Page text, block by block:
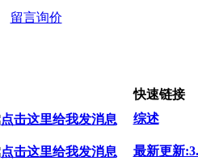
留言询价
快速链接
综述
最新更新